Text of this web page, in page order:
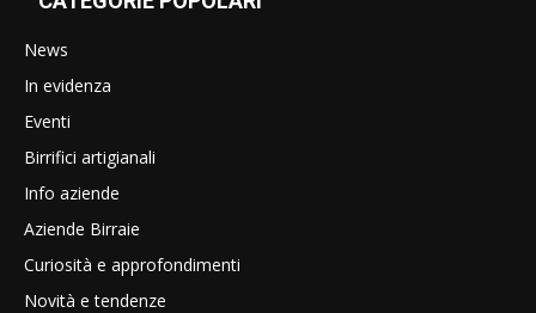
News
In evidenza
Eventi
Birrifici artigianali
Info aziende
Aziende Birraie
Curiosità e approfondimenti
Novità e tendenze